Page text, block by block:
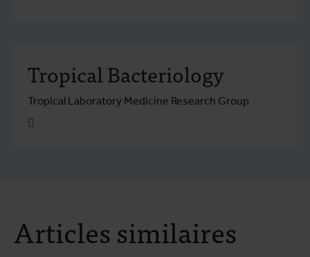
Tropical Bacteriology
Tropical Laboratory Medicine Research Group
Plus d'info
Articles similaires